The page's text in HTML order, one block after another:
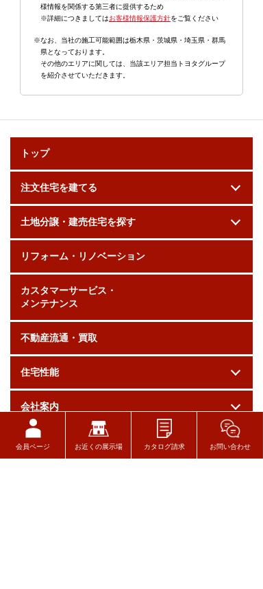
様情報を関係する第三者に提供するため
※詳細につきましてはお客様情報保護方針をご覧ください
※なお、当社の施工可能範囲は栃木県・茨城県・埼玉県・群馬
県となっております。
その他のエリアに関しては、当該エリア担当トヨタグループ
を紹介させていただきます。
トップ
注文住宅を建てる
土地分譲・建売住宅を探す
リフォーム・リノベーション
カスタマーサービス・
メンテナンス
不動産流通・買取
住宅性能
会社案内
採用情報
会員ページ お近くの展示場 カタログ請求 お問い合わせ